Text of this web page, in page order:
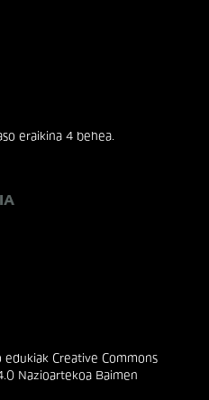
eraikina 4 behea.
Creative Commons
Nazioartekoa Baimen